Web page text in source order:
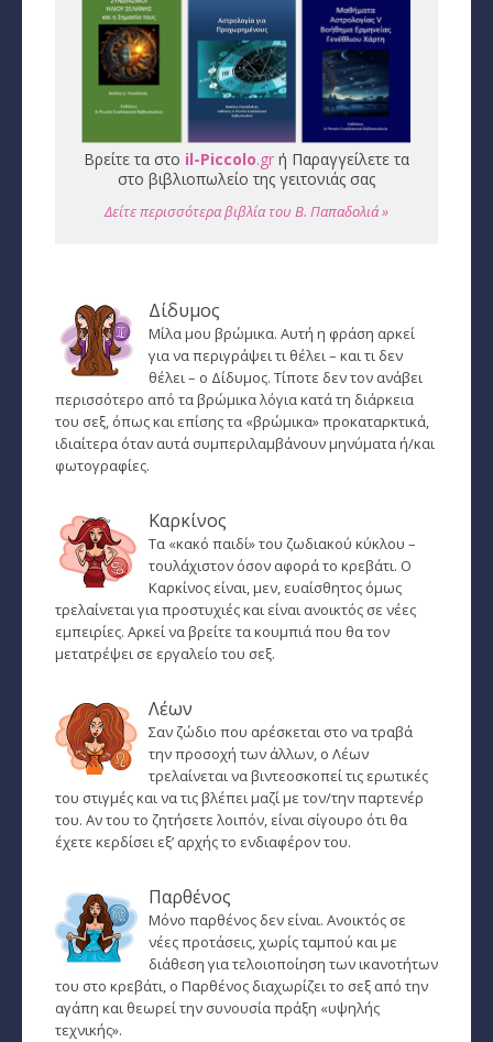
­Τα Άστρα αλλιώς
Ζώδια και διασκέσαση
Ζώδια και δυσκολίες
­Ζώδια και οικογένεια
­Ζώδια και αθλητισμός
­Ζώδια και διάσημοι
Gossip και αλλά...
Αυτογνωσία
Εναλλακτικές Θεραπείες
Μαθήματα Αστρολογίας
Ταρώ, Μεταφυσική, κ.α.
Πλανητική Ενημέρωση (αρχείο)
Βρείτε τα στο il-Piccolo.gr ή Παραγγείλετε τα
στο βιβλιοπωλείο της γειτονιάς σας
Δείτε περισσότερα βιβλία του Β. Παπαδολιά »
Δίδυμος
Μίλα μου βρώμικα. Αυτή η φράση αρκεί
για να περιγράψει τι θέλει – και τι δεν
θέλει – ο Δίδυμος. Τίποτε δεν τον ανάβει
περισσότερο από τα βρώμικα λόγια κατά τη διάρκεια
του σεξ, όπως και επίσης τα «βρώμικα» προκαταρκτικά,
ιδιαίτερα όταν αυτά συμπεριλαμβάνουν μηνύματα ή/και
φωτογραφίες.
Καρκίνος
Τα «κακό παιδί» του ζωδιακού κύκλου –
τουλάχιστον όσον αφορά το κρεβάτι. Ο
Καρκίνος είναι, μεν, ευαίσθητος όμως
τρελαίνεται για προστυχιές και είναι ανοικτός σε νέες
εμπειρίες. Αρκεί να βρείτε τα κουμπιά που θα τον
μετατρέψει σε εργαλείο του σεξ.
Λέων
Σαν ζώδιο που αρέσκεται στο να τραβά
την προσοχή των άλλων, ο Λέων
τρελαίνεται να βιντεοσκοπεί τις ερωτικές
του στιγμές και να τις βλέπει μαζί με τον/την παρτενέρ
του. Αν του το ζητήσετε λοιπόν, είναι σίγουρο ότι θα
έχετε κερδίσει εξ’ αρχής το ενδιαφέρον του.
Παρθένος
Μόνο παρθένος δεν είναι. Ανοικτός σε
νέες προτάσεις, χωρίς ταμπού και με
διάθεση για τελοιοποίηση των ικανοτήτων
του στο κρεβάτι, ο Παρθένος διαχωρίζει το σεξ από την
αγάπη και θεωρεί την συνουσία πράξη «υψηλής
τεχνικής».